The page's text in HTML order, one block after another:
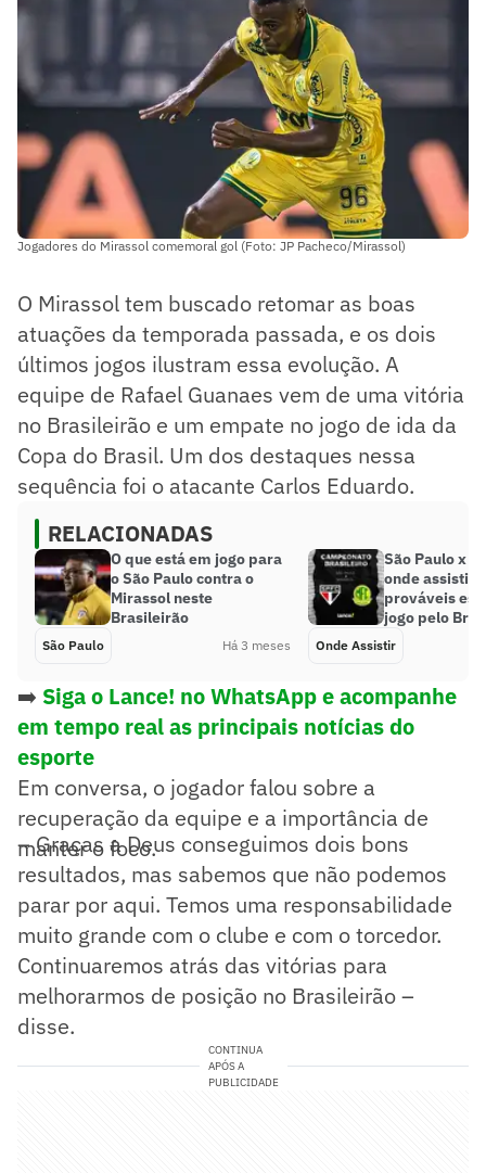
Jogadores do Mirassol comemoral gol (Foto: JP Pacheco/Mirassol)
O Mirassol tem buscado retomar as boas
atuações da temporada passada, e os dois
últimos jogos ilustram essa evolução. A
equipe de Rafael Guanaes vem de uma vitória
no Brasileirão e um empate no jogo de ida da
Copa do Brasil. Um dos destaques nessa
sequência foi o atacante Carlos Eduardo.
RELACIONADAS
O que está em jogo para
o São Paulo contra o
Mirassol neste
Brasileirão
São Paulo Há 3 meses
São Paulo x
onde assistir,
prováveis
jogo pelo
Onde Assistir
➡️ Siga o Lance! no WhatsApp eacompanhe
em tempo real as principais notícias do
esporte
Em conversa, o jogador falou sobre a
recuperação da equipe e a importância de
manter o foco.
– Graças a Deus conseguimos dois bons
resultados, mas sabemos que não podemos
parar por aqui. Temos uma responsabilidade
muito grande com o clube e com o torcedor.
Continuaremos atrás das vitórias para
melhorarmos de posição no Brasileirão –
disse.
CONTINUA
APÓS A
PUBLICIDADE